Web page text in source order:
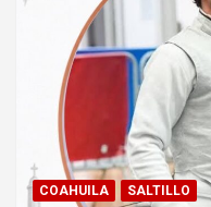
COAHUILA SALTILLO